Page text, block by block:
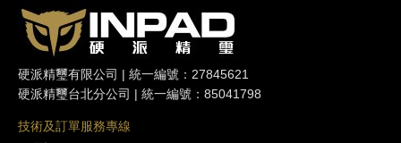
硬派精璽有限公司 | 統一編號：27845621
硬派精璽台北分公司 | 統一編號：85041798
技術及訂單服務專線